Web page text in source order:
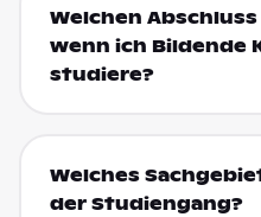
Welchen
wenn ich Bildende
studiere?
Welches
der Studiengang?